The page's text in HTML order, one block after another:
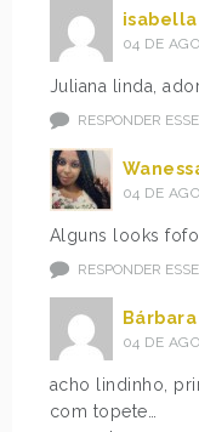
isabella
04 DE
Juliana linda,
RESPONDER
04 DE
Alguns looks
RESPONDER
04 DE
acho lindinho,
com topete…